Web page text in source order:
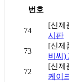
번호
74
[신제
시판
73
[신제
비씨)
72
[신제
케이